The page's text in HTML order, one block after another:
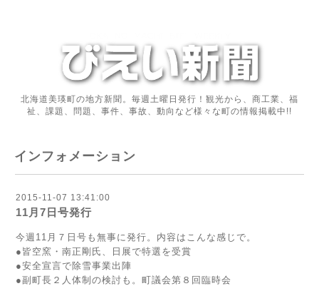
北海道美瑛町の地方新聞。毎週土曜日発行！観光から、商工業、福
祉、課題、問題、事件、事故、動向など様々な町の情報掲載中!!
インフォメーション
2015-11-07 13:41:00
11月7日号発行
今週11月７日号も無事に発行。内容はこんな感じで。
●皆空窯・南正剛氏、日展で特選を受賞
●安全宣言で除雪事業出陣
●副町長２人体制の検討も。町議会第８回臨時会